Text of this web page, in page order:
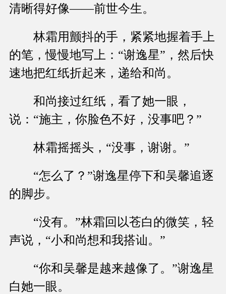
清晰得好像——前世今生。
林霜用颤抖的手，紧紧地握着手上
的笔，慢慢地写上：“谢逸星”，然后快
速地把红纸折起来，递给和尚。
和尚接过红纸，看了她一眼，
说：“施主，你脸色不好，没事吧？”
林霜摇摇头，“没事，谢谢。”
“怎么了？”谢逸星停下和吴馨追逐
的脚步。
“没有。”林霜回以苍白的微笑，轻
声说，“小和尚想和我搭讪。”
“你和吴馨是越来越像了。”谢逸星
白她一眼。